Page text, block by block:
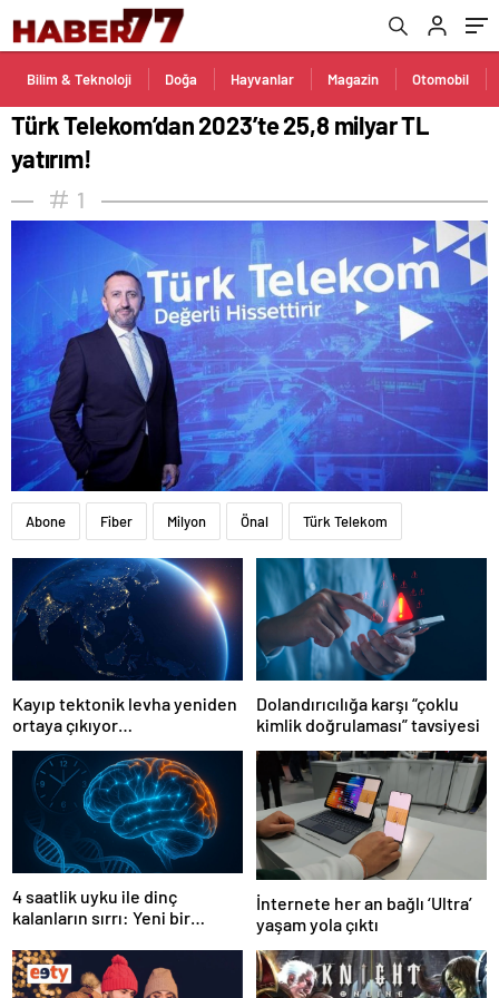
Bilim & Teknoloji Doğa Hayvanlar Magazin Otomobil
Türk Telekom’dan 2023’te 25,8 milyar TL
yatırım!
1
Abone Fiber Milyon Önal Türk Telekom
Kayıp tektonik levha yeniden
ortaya çıkıyor…
Dolandırıcılığa karşı “çoklu
kimlik doğrulaması” tavsiyesi
4 saatlik uyku ile dinç
kalanların sırrı: Yeni bir
İnternete her an bağlı ‘Ultra’
yaşam yola çıktı